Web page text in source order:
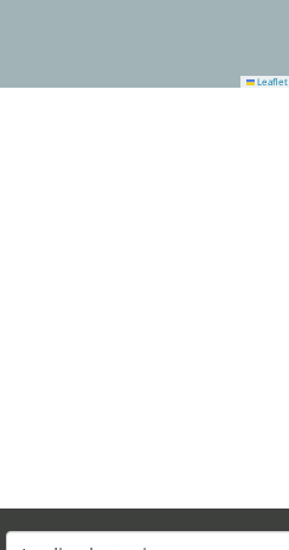
Leaflet